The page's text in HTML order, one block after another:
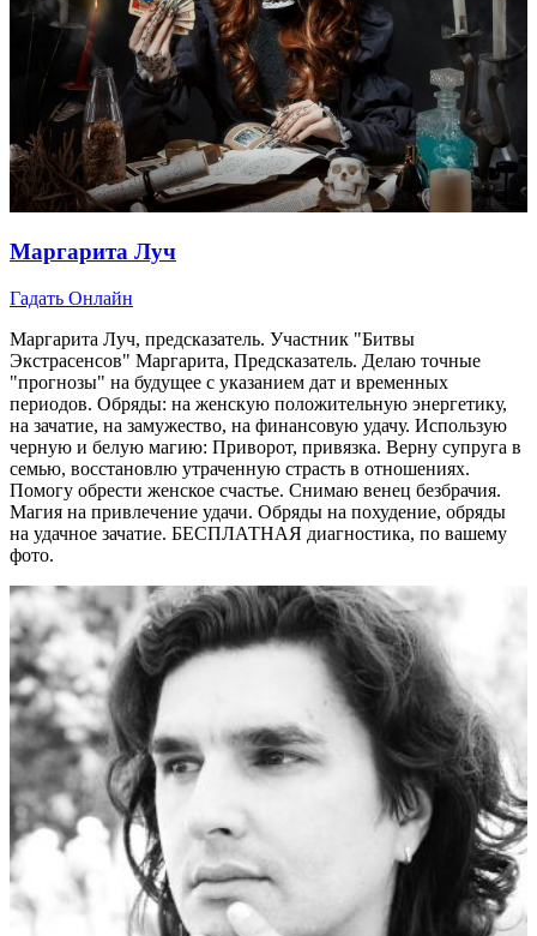
Маргарита Луч
Гадать Онлайн
Маргарита Луч, предсказатель. Участник "Битвы
Экстрасенсов" Маргарита, Предсказатель. Делаю точные
"прогнозы" на будущее с указанием дат и временных
периодов. Обряды: на женскую положительную энергетику,
на зачатие, на замужество, на финансовую удачу. Использую
черную и белую магию: Приворот, привязка. Верну супруга в
семью, восстановлю утраченную страсть в отношениях.
Помогу обрести женское счастье. Снимаю венец безбрачия.
Магия на привлечение удачи. Обряды на похудение, обряды
на удачное зачатие. БЕСПЛАТНАЯ диагностика, по вашему
фото.